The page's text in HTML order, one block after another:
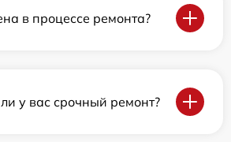
в процессе ремонта?
у вас срочный ремонт?